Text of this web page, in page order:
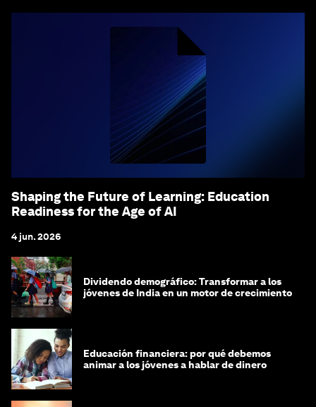
Shaping the Future of Learning: Education
Readiness for the Age of AI
4 jun. 2026
Dividendo demográfico: Transformar a los
jóvenes de India en un motor de crecimiento
Educación financiera: por qué debemos
animar a los jóvenes a hablar de dinero